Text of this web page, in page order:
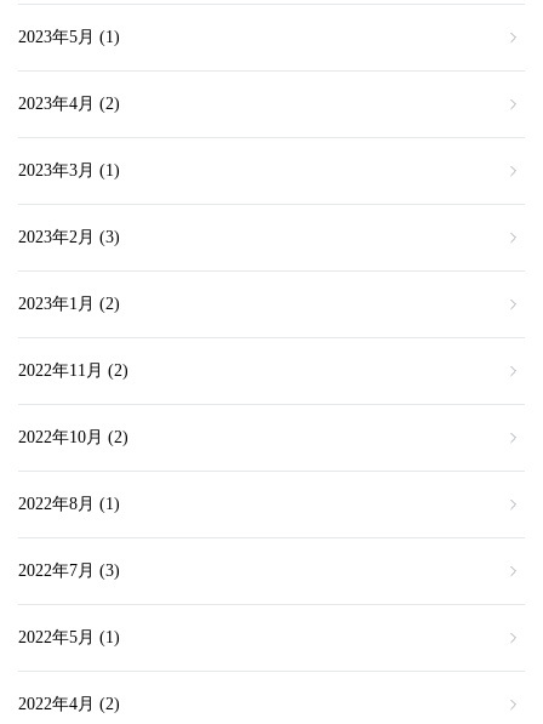
2023年5月 (1)
2023年4月 (2)
2023年3月 (1)
2023年2月 (3)
2023年1月 (2)
2022年11月 (2)
2022年10月 (2)
2022年8月 (1)
2022年7月 (3)
2022年5月 (1)
2022年4月 (2)